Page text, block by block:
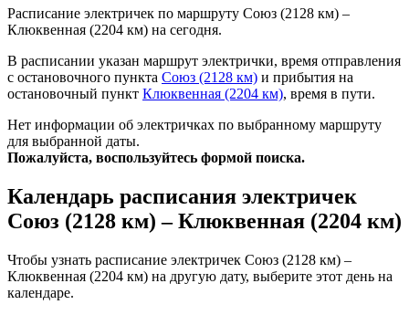
Расписание электричек по маршруту Союз (2128 км) –
Клюквенная (2204 км) на сегодня.
В расписании указан маршрут электрички, время отправления
с остановочного пункта Союз (2128 км) и прибытия на
остановочный пункт Клюквенная (2204 км), время в пути.
Нет информации об электричках по выбранному маршруту
для выбранной даты.
Пожалуйста, воспользуйтесь формой поиска.
Календарь расписания электричек
Союз (2128 км) – Клюквенная (2204 км)
Чтобы узнать расписание электричек Союз (2128 км) –
Клюквенная (2204 км) на другую дату, выберите этот день на
календаре.